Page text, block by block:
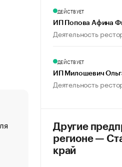
«От спорта тело
создавшей GTA
«Деньги будут не
Economist
ДЕЙСТВУЕТ
ИП Попова Афина
Деятельность
ДЕЙСТВУЕТ
ИП Милошевич
Деятельность
Другие
регионе —
край